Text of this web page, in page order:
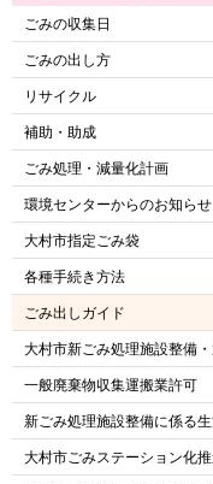
ごみの収集日
ごみの出し方
リサイクル
補助・助成
ごみ処理・減量化計画
環境センターからのお知らせ
大村市指定ごみ袋
各種手続き方法
ごみ出しガイド
大村市新ごみ処理施設整備
一般廃棄物収集運搬業許可
新ごみ処理施設整備に係る
大村市ごみステーション化